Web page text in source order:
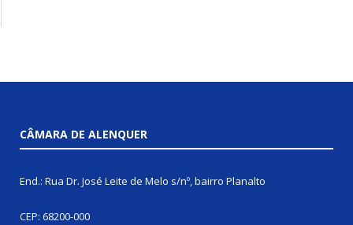
CÂMARA DE ALENQUER
End.: Rua Dr. José Leite de Melo s/nº, bairro Planalto
CEP: 68200-000